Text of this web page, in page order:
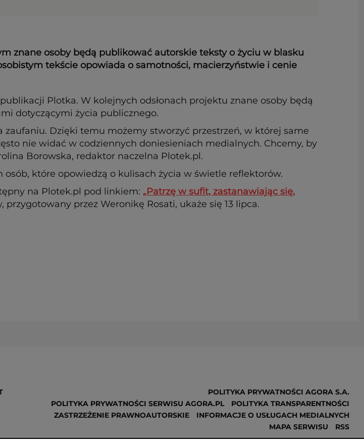
znane osoby będą publikować autorskie teksty o życiu w blasku
tekście opowiada o samotności, macierzyństwie i cenie
Plotka. W kolejnych odsłonach projektu znane osoby będą
dotyczącymi życia publicznego.
Dzięki temu możemy stworzyć przestrzeń, w której same
nie widać w codziennych doniesieniach medialnych. Chcemy, by
Borowska, redaktor naczelna Plotek.pl.
które opowiedzą o kulisach życia w świetle reflektorów.
na Plotek.pl pod linkiem: „Patrzę w sufit, zastanawiając się,
przygotowany przez Weronikę Rosati, ukaże się 13 lipca.
POLITYKA PRYWATNOŚCI AGORA S.A.
POLITYKA PRYWATNOŚCI SERWISU AGORA.PL
POLITYKA TRANSPARENTNOŚCI
ZASTRZEŻENIE PRAWNOAUTORSKIE
INFORMACJE O USŁUGACH MEDIALNYCH
MAPA SERWISU
RSS